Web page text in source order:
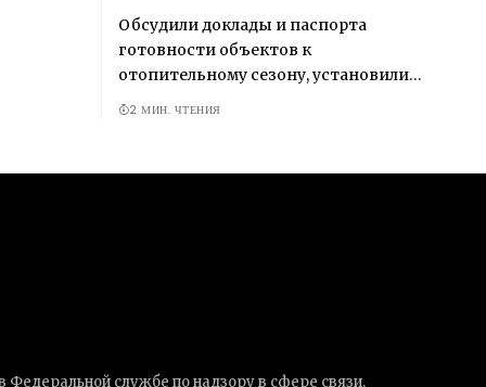
Обсудили доклады и паспорта
готовности объектов к
отопительному сезону, установили…
2 МИН. ЧТЕНИЯ
службе по надзору в сфере связи,